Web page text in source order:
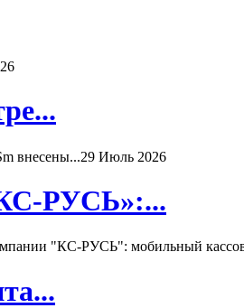
внесены...29 Июль 2026
РУСЬ»:...
"КС-РУСЬ": мобильный